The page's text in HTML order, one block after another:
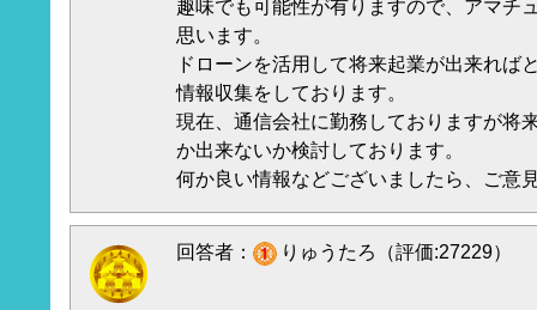
趣味でも可能性が有りますので、アマチ
思います。
ドローンを活用して将来起業が出来れば
情報収集をしております。
現在、通信会社に勤務しておりますが将
か出来ないか検討しております。
何か良い情報などございましたら、ご意
回答者： りゅうたろ（評価:27229）